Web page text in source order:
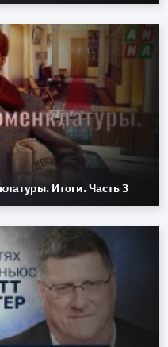
Итоги. Часть 3